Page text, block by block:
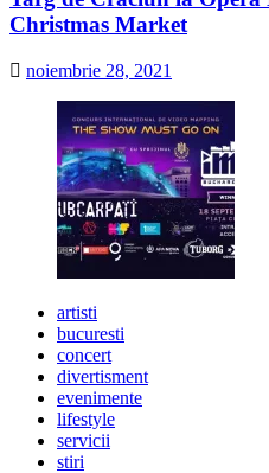
Christmas Market
noiembrie 28, 2021
artisti
bucuresti
concert
divertisment
evenimente
lifestyle
servicii
stiri